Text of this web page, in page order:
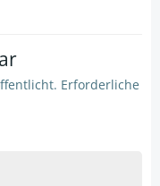
Erforderliche